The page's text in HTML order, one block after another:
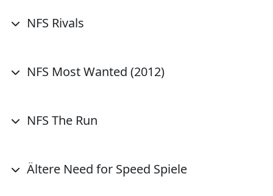
NFS Rivals
NFS Most Wanted (2012)
NFS The Run
Ältere Need for Speed Spiele